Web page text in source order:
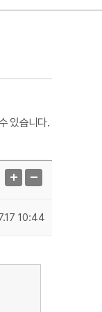
있습니다.
10:44